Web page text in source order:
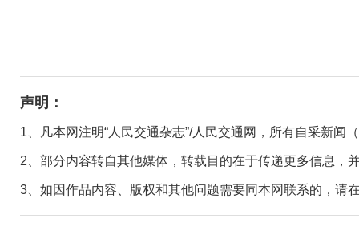
声明：
1、凡本网注明“人民交通杂志”/人民交通网，所有自采新
2、部分内容转自其他媒体，转载目的在于传递更多信息，
3、如因作品内容、版权和其他问题需要同本网联系的，请